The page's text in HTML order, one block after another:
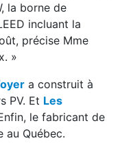
la borne de
incluant la
précise Mme
»
a construit à
PV. Et Les
le fabricant de
au Québec.